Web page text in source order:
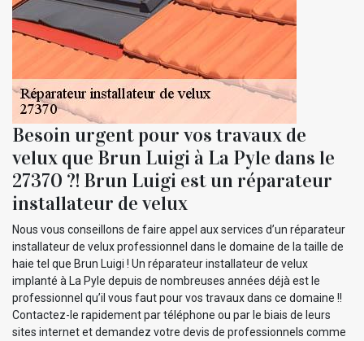
Besoin urgent pour vos travaux de
velux que Brun Luigi à La Pyle dans le
27370 ?! Brun Luigi est un réparateur
installateur de velux
Nous vous conseillons de faire appel aux services d’un réparateur
installateur de velux professionnel dans le domaine de la taille de
haie tel que Brun Luigi ! Un réparateur installateur de velux
implanté à La Pyle depuis de nombreuses années déjà est le
professionnel qu’il vous faut pour vos travaux dans ce domaine !!
Contactez-le rapidement par téléphone ou par le biais de leurs
sites internet et demandez votre devis de professionnels comme